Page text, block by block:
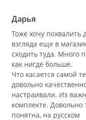
Дарья
Тоже хочу
взгляда еще в
сходить туда. Много
как нигде больше.
Что касается самой
довольно
настраивали. Из
комплекте.
понятна, на русском